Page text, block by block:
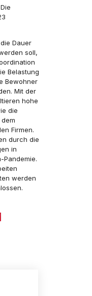
Dauer
soll,
Belastung
Bewohner
Mit der
hohe
die
Firmen.
durch die
in
Pandemie.
werden